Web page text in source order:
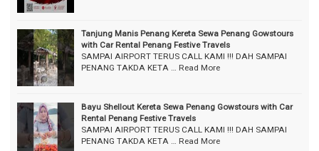
Tanjung Manis Penang Kereta Sewa Penang Gowstours
with Car Rental Penang Festive Travels
SAMPAI AIRPORT TERUS CALL KAMI !!! DAH SAMPAI
PENANG TAKDA KETA …
Read More
Bayu Shellout Kereta Sewa Penang Gowstours with Car
Rental Penang Festive Travels
SAMPAI AIRPORT TERUS CALL KAMI !!! DAH SAMPAI
PENANG TAKDA KETA …
Read More